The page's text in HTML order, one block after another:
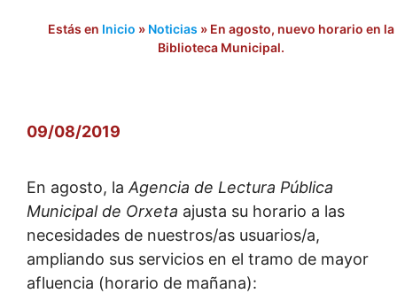
Estás en Inicio » Noticias » En agosto, nuevo horario en la
Biblioteca Municipal.
09/08/2019
En agosto, la Agencia de Lectura Pública
Municipal de Orxeta ajusta su horario a las
necesidades de nuestros/as usuarios/a,
ampliando sus servicios en el tramo de mayor
afluencia (horario de mañana):